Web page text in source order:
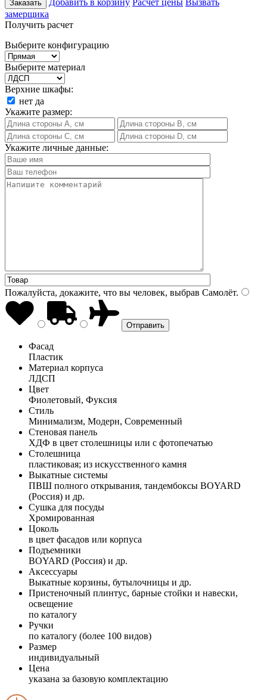
Заказать
замерщика
Получить расчет
Выберите конфигурацию
Выберите материал
Верхние шкафы:
нет да
Укажите размер:
Укажите личные данные:
Пожалуйста, докажите, что вы человек, выбрав Самолёт.
Фасад
Пластик
Материал корпуса
ЛДСП
Цвет
Фиолетовый, Фуксия
Стиль
Минимализм, Модерн, Современный
Стеновая панель
ХДФ в цвет столешницы или с фотопечатью
Столешница
пластиковая; из искусственного камня
Выкатные системы
ПВШ полного открывания, тандембоксы BOYARD
(Россия) и др.
Сушка для посуды
Хромированная
Цоколь
в цвет фасадов или корпуса
Подъемники
BOYARD (Россия) и др.
Аксессуары
Выкатные корзины, бутылочницы и др.
Пристеночный плинтус, барные стойки и навески,
освещение
по каталогу
Ручки
по каталогу (более 100 видов)
Размер
индивидуальный
Цена
указана за базовую комплектацию